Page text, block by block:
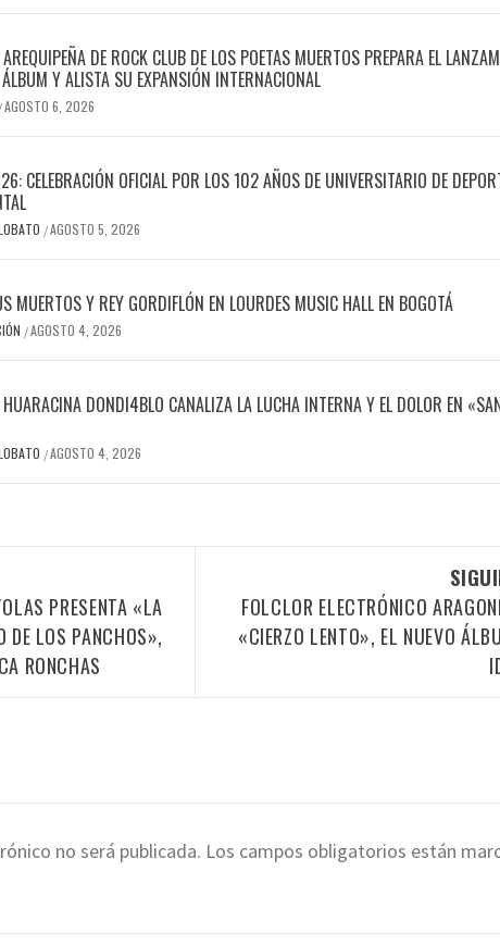
DE ROCK CLUB DE LOS POETAS MUERTOS PREPARA EL
Y ALISTA SU EXPANSIÓN INTERNACIONAL
/AGOSTO 6, 2026
CELEBRACIÓN OFICIAL POR LOS 102 AÑOS DE UNIVERSITARIO DE
/AGOSTO 5, 2026
MUERTOS Y REY GORDIFLÓN EN LOURDES MUSIC HALL EN BOGOTÁ
/AGOSTO 4, 2026
DONDI4BLO CANALIZA LA LUCHA INTERNA Y EL DOLOR EN
/AGOSTO 4, 2026
PRESENTA «LA
DE LOS PANCHOS»,
RONCHAS
FOLCLOR ELECTRÓNICO
«CIERZO LENTO», EL NUEVO
no será publicada. Los campos obligatorios están